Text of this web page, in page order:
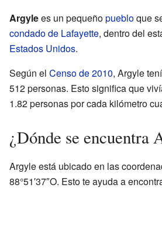
Argylees un pequeñopuebloque
condado de Lafayette, dentro del
Estados Unidos.
Según el Censo de 2010, Argyle
512 personas. Esto significa que
1.82 personas por cada kilómetro
¿Dónde se encuentra
Argyle está ubicado en las
88°51′37″O. Esto te ayuda a